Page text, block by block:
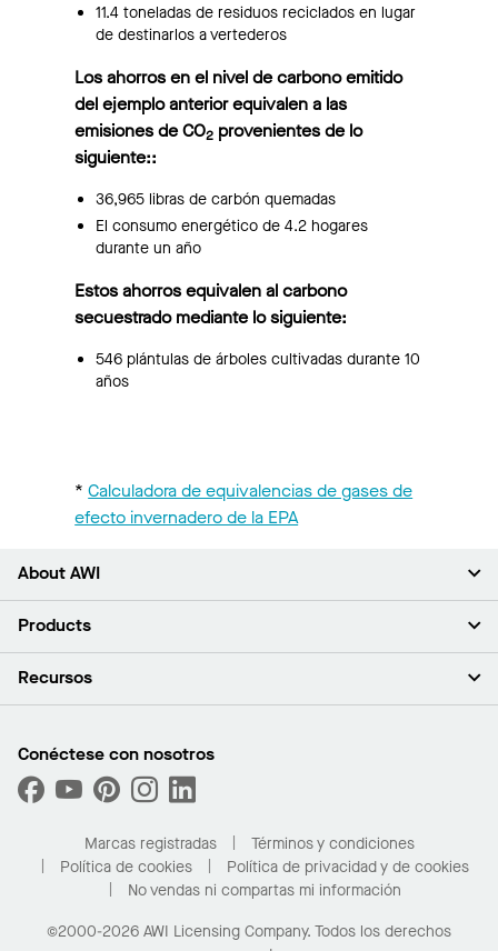
11.4 toneladas de residuos reciclados en lugar
de destinarlos a vertederos
Los ahorros en el nivel de carbono emitido
del ejemplo anterior equivalen a las
emisiones de CO2 provenientes de lo
siguiente::
36,965 libras de carbón quemadas
El consumo energético de 4.2 hogares
durante un año
Estos ahorros equivalen al carbono
secuestrado mediante lo siguiente:
546 plántulas de árboles cultivadas durante 10
años
*Calculadora de equivalencias de gases de
efecto invernadero de la EPA​
About AWI
Acerca de nosotros
Sala de prensa
¿Cuáles son mis opciones de compra?
Products
Plafones
Capacidades personalizadas
Desempeño
Recursos
Buscar un distribuidor
Solicitar muestras
Compre en línea con Kanopi
Para el hogar
Conéctese con nosotros
Marcas registradas
Términos y condiciones
Política de cookies
Política de privacidad y de cookies
No vendas ni compartas mi información
©2000-2026 AWI Licensing Company. Todos los derechos